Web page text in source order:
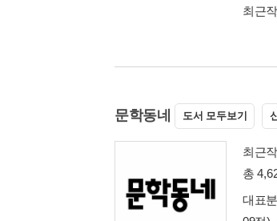
최근
문학동네 도서 모두보기
최근
총
대표